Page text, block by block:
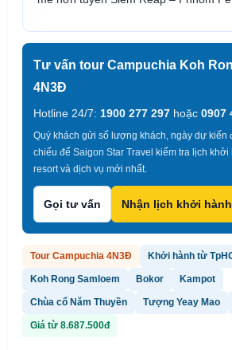
Tư vấn tour Campuchia Koh
4N3Đ
Hotline 24/7: 1900 277 297 hoặc 0907
Quý khách gửi số lượng khách, ngày dự kiến
chiếu để Saigon Star Travel kiểm tra lịch khởi
resort và dịch vụ mới nhất.
Gọi tư vấn Nhận lịch khởi hành
Tour Campuchia 4N3Đ Khởi hành từ
Koh Rong Samloem Bokor Kampot
Chùa cổ Năm Thuyền Tượng Yeay Mao
Giá từ 8.687.500đ